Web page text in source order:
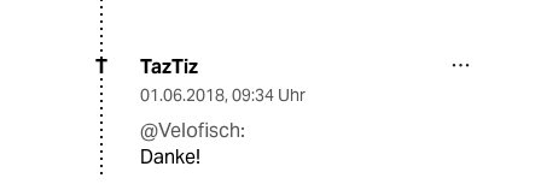
T TazTiz
01.06.2018, 09:34 Uhr
@Velofisch:
Danke!